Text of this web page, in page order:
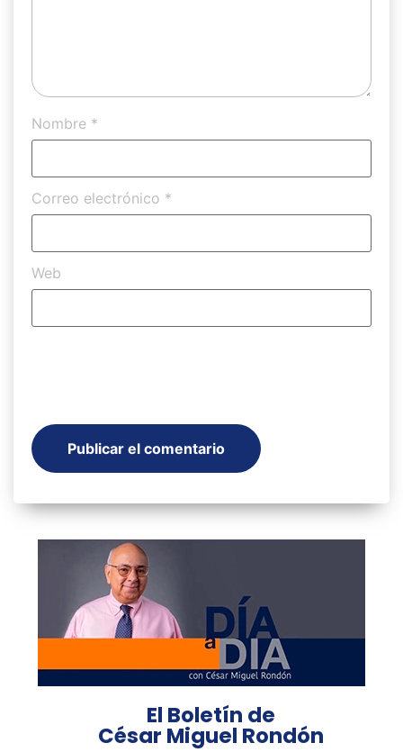
Nombre *
Correo electrónico *
Web
El Boletín de
César Miguel Rondón